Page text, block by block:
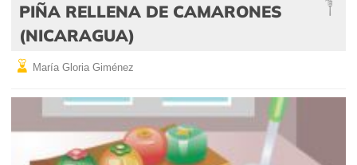
PIÑA RELLENA DE CAMARONES
(NICARAGUA)
María Gloria Giménez